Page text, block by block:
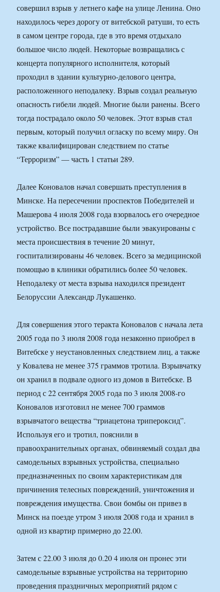
совершил взрыв у летнего кафе на улице Ленина. Оно
находилось через дорогу от витебской ратуши, то есть
в самом центре города, где в это время отдыхало
большое число людей. Некоторые возвращались с
концерта популярного исполнителя, который
проходил в здании культурно-делового центра,
расположенного неподалеку. Взрыв создал реальную
опасность гибели людей. Многие были ранены. Всего
тогда пострадало около 50 человек. Этот взрыв стал
первым, который получил огласку по всему миру. Он
также квалифицирован следствием по статье
“Терроризм” — часть 1 статьи 289.
Далее Коновалов начал совершать преступления в
Минске. На пересечении проспектов Победителей и
Машерова 4 июля 2008 года взорвалось его очередное
устройство. Все пострадавшие были эвакуированы с
места происшествия в течение 20 минут,
госпитализированы 46 человек. Всего за медицинской
помощью в клиники обратились более 50 человек.
Неподалеку от места взрыва находился президент
Белоруссии Александр Лукашенко.
Для совершения этого теракта Коновалов с начала лета
2005 года по 3 июля 2008 года незаконно приобрел в
Витебске у неустановленных следствием лиц, а также
у Ковалева не менее 375 граммов тротила. Взрывчатку
он хранил в подвале одного из домов в Витебске. В
период с 22 сентября 2005 года по 3 июля 2008-го
Коновалов изготовил не менее 700 граммов
взрывчатого вещества “триацетона трипероксид”.
Используя его и тротил, пояснили в
правоохранительных органах, обвиняемый создал два
самодельных взрывных устройства, специально
предназначенных по своим характеристикам для
причинения телесных повреждений, уничтожения и
повреждения имущества. Свои бомбы он привез в
Минск на поезде утром 3 июля 2008 года и хранил в
одной из квартир примерно до 22.00.
Затем с 22.00 3 июля до 0.20 4 июля он пронес эти
самодельные взрывные устройства на территорию
проведения праздничных мероприятий рядом с